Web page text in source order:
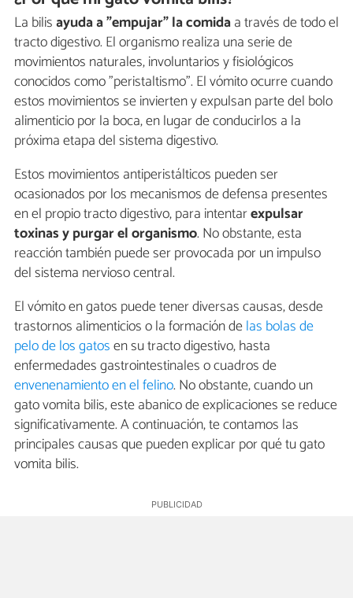
La bilisayuda a "empujar" la comidaa través de todo el
tracto digestivo. El organismo realiza una serie de
movimientos naturales, involuntarios y fisiológicos
conocidos como "peristaltismo". El vómito ocurre cuando
estos movimientos se invierten y expulsan parte del bolo
alimenticio por la boca, en lugar de conducirlos a la
próxima etapa del sistema digestivo.
Estos movimientos antiperistálticos pueden ser
ocasionados por los mecanismos de defensa presentes
en el propio tracto digestivo, para intentarexpulsar
toxinas y purgar el organismo. No obstante, esta
reacción también puede ser provocada por un impulso
del sistema nervioso central.
El vómito en gatos puede tener diversas causas, desde
trastornos alimenticios o la formación delas bolas de
pelo de los gatosen su tracto digestivo, hasta
enfermedades gastrointestinales o cuadros de
envenenamiento en el felino. No obstante, cuando un
gato vomita bilis, este abanico de explicaciones se reduce
significativamente. A continuación, te contamos las
principales causas que pueden explicar por qué tu gato
vomita bilis.